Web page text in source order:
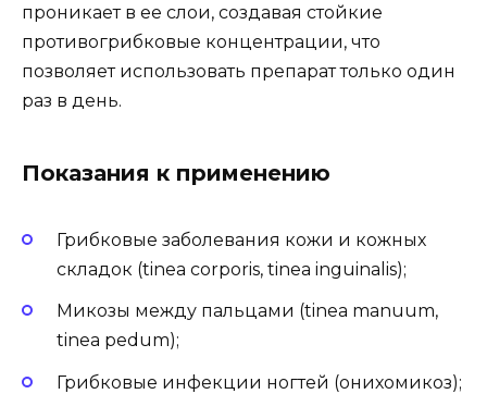
проникает в ее слои, создавая стойкие
противогрибковые концентрации, что
позволяет использовать препарат только один
раз в день.
Показания к применению
Грибковые заболевания кожи и кожных
складок (tinea corporis, tinea inguinalis);
Микозы между пальцами (tinea manuum,
tinea pedum);
Грибковые инфекции ногтей (онихомикоз);